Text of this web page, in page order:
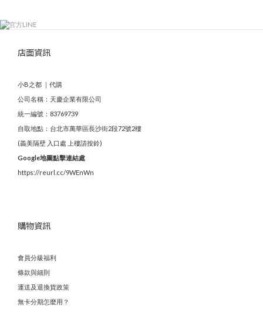
店面資訊
小B之都 ｜代購
公司名稱：天慶企業有限公司
統一編號：83769739
自取地點：台北市萬華區長沙街2段72號2樓
(義美隔壁 入口處 上樓請按鈴)
Google地圖點擊連結處
https://reurl.cc/9WEnWn
購物資訊
會員分級福利
條款與細則
運送及退換貨政策
無卡分期怎麼用？